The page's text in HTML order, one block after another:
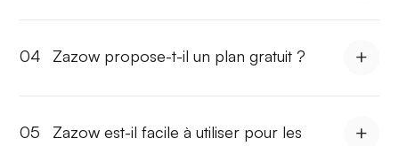
04 Zazow propose-t-il un plan gratuit ?
05 Zazow est-il facile à utiliser pour les